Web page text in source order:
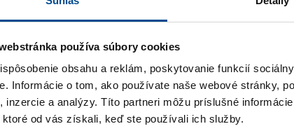
používa súbory cookies
obsahu a reklám, poskytovanie funkcií
Informácie o tom, ako používate naše webové stránky,
inzercie a analýzy. Títo partneri môžu príslušné
ktoré od vás získali, keď ste používali ich služby.